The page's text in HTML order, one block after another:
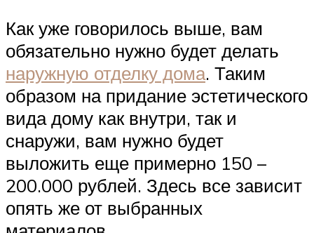
Как уже говорилось выше, вам
обязательно нужно будет делать
наружную отделку дома. Таким
образом на придание эстетического
вида дому как внутри, так и
снаружи, вам нужно будет
выложить еще примерно 150 –
200.000 рублей. Здесь все зависит
опять же от выбранных